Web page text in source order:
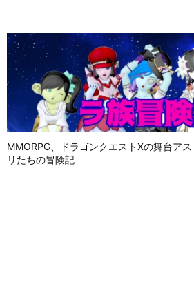
MMORPG、ドラゴンクエストⅩの舞台ア
リたちの冒険記